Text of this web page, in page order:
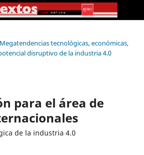
tecnológicas, económicas,
disruptivo de la industria 4.0
para el área de
de la industria 4.0